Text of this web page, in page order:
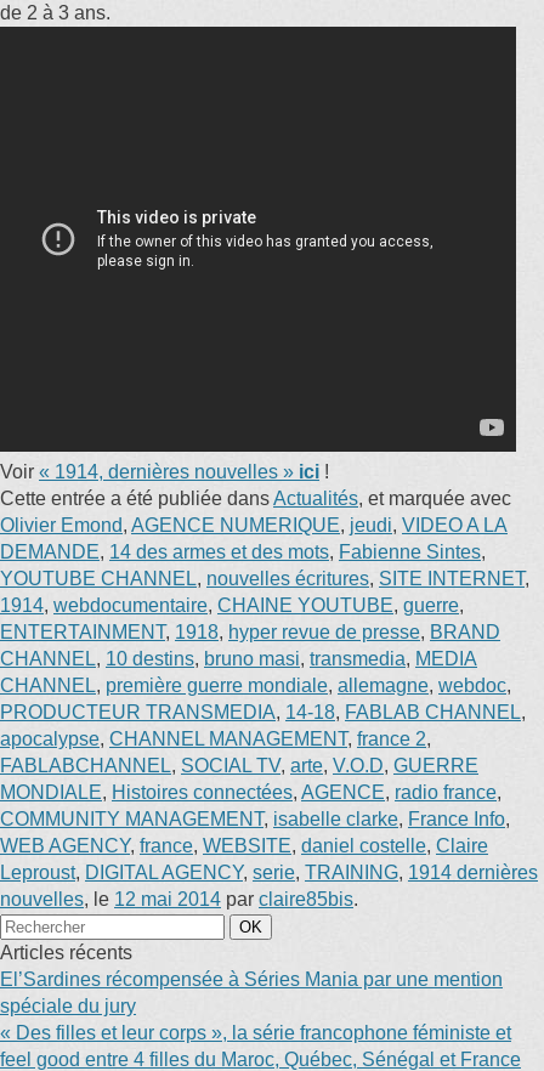
de 2 à 3 ans.
Voir « 1914, dernières nouvelles » ici !
Cette entrée a été publiée dansActualités, et marquée avec
Olivier Emond, AGENCE NUMERIQUE, jeudi, VIDEO A LA
DEMANDE, 14 des armes et des mots, Fabienne Sintes,
YOUTUBE CHANNEL, nouvelles écritures, SITE INTERNET,
1914, webdocumentaire, CHAINE YOUTUBE, guerre,
ENTERTAINMENT, 1918, hyper revue de presse, BRAND
CHANNEL, 10 destins, bruno masi, transmedia, MEDIA
CHANNEL, première guerre mondiale, allemagne, webdoc,
PRODUCTEUR TRANSMEDIA, 14-18, FABLAB CHANNEL,
apocalypse, CHANNEL MANAGEMENT, france 2,
FABLABCHANNEL, SOCIAL TV, arte, V.O.D, GUERRE
MONDIALE, Histoires connectées, AGENCE, radio france,
COMMUNITY MANAGEMENT, isabelle clarke, France Info,
WEB AGENCY, france, WEBSITE, daniel costelle, Claire
Leproust, DIGITAL AGENCY, serie, TRAINING, 1914 dernières
nouvelles, le 12 mai 2014 par claire85bis.
Articles récents
El’Sardines récompensée à Séries Mania par une mention
spéciale du jury
« Des filles et leur corps », la série francophone féministe et
feel good entre 4 filles du Maroc, Québec, Sénégal et France